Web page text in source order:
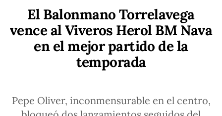
El Balonmano Torrelavega
vence al Viveros Herol BM Nava
en el mejor partido de la
temporada
Pepe Oliver, inconmensurable en el centro,